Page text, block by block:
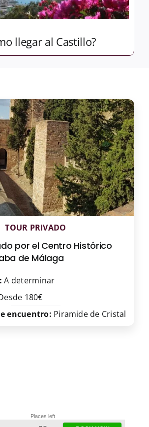
llegar al Castillo?
TOUR PRIVADO
por el Centro Histórico
de Málaga
A determinar
180€
encuentro: Piramide de Cristal